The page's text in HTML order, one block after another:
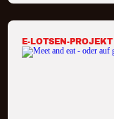
E-LOTSEN-PROJEKT